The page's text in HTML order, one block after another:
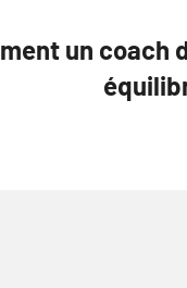
un coach